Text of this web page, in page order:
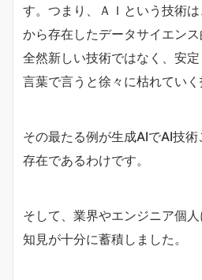
す。つまり、ＡＩという技術
から存在したデータサイエン
全然新しい技術ではなく、安
言葉で言うと徐々に枯れていく
その最たる例が生成AIでAI技
存在であるわけです。
そして、業界やエンジニア個
知見が十分に蓄積しました。